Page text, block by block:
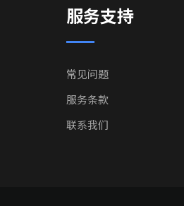
服务支持
常见问题
服务条款
联系我们